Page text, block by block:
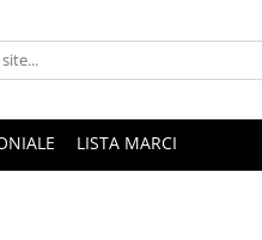
LISTA MARCI